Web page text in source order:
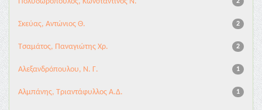
2
Σκεύας, Αντώνιος Θ.
2
Τσαμάτος, Παναγιώτης Χρ.
1
Αλεξανδρόπουλου, Ν. Γ.
1
Αλμπάνης, Τριαντάφυλλος Α.Δ.